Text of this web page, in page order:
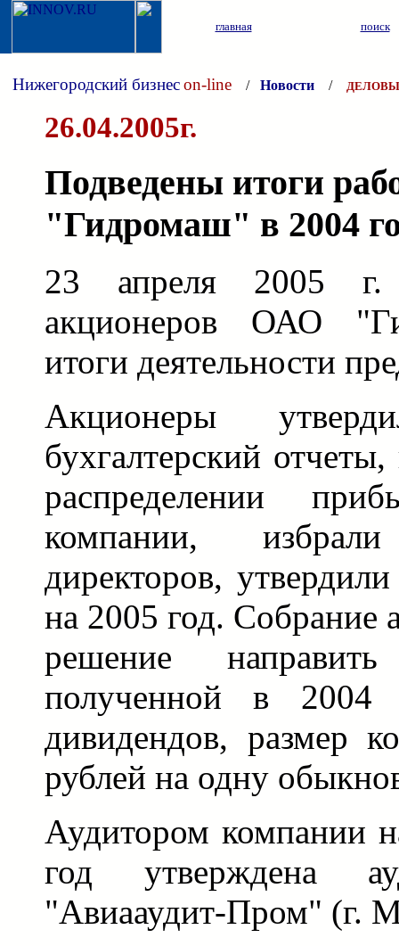
главная поиск
Нижегородский бизнесon-line / Новости /
26.04.2005г.
Подведены итоги
"Гидромаш" в 2004
23 апреля 2005 г.
акционеров ОАО
итоги деятельности
Акционеры
бухгалтерский
распределении
компании,
директоров,
на 2005 год. Собрание
решение
полученной в 2004
дивидендов, размер
рублей на одну
Аудитором компании
год утверждена
"Авиааудит-Пром" (г.